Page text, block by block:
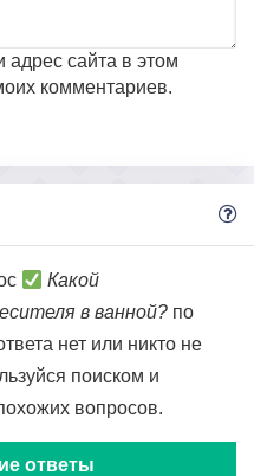
сайта в этом
комментариев.
Какой
в ванной? по
нет или никто не
поиском и
вопросов.
ответы